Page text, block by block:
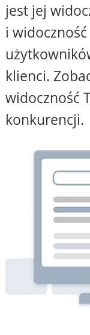
jest jej
i
klienci.
widoczność
konkurencji.